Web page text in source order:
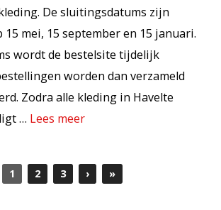
De sluitingsdatums zijn
15 mei, 15 september en 15 januari.
wordt de bestelsite tijdelijk
worden dan verzameld
Zodra alle kleding in Havelte
… Lees meer
1 2 3 › »